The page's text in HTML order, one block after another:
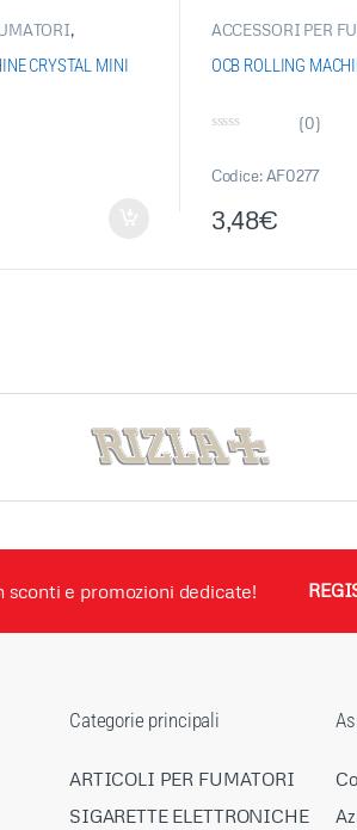
,
CRYSTAL MINI
ACCESSORI PER
FUMATORE,OCB,
MACHINE-RIEMPI
OCB ROLLING
u
5
(0)
Codice: AF0277
3,48€
sconti e promozioni dedicate!
Categorie principali
ARTICOLI PER FUMATORI
SIGARETTE ELETTRONICHE